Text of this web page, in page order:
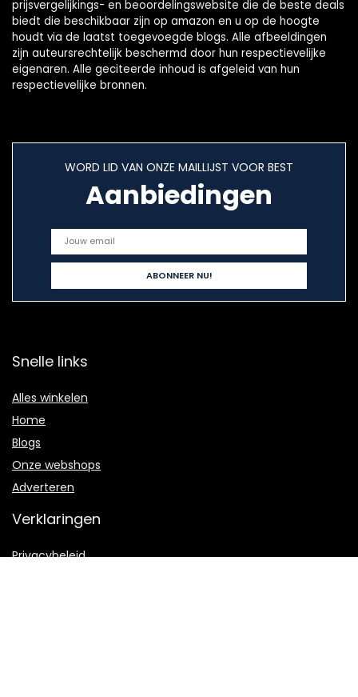
prijsvergelijkings- en beoordelingswebsite die de beste deals
biedt die beschikbaar zijn op amazon en u op de hoogte
houdt via de laatst toegevoegde blogs. Alle afbeeldingen
zijn auteursrechtelijk beschermd door hun respectievelijke
eigenaren. Alle geciteerde inhoud is afgeleid van hun
respectievelijke bronnen.
WORD LID VAN ONZE MAILLIJST VOOR BEST
Aanbiedingen
Snelle links
Alles winkelen
Home
Blogs
Onze webshops
Adverteren
Verklaringen
Privacybeleid